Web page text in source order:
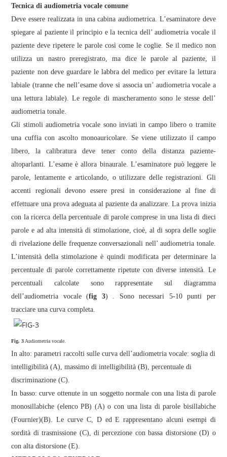
Tecnica di audiometria vocale comune
Deve essere realizzata in una cabina audiometrica. L’esaminatore deve
spiegare al paziente il principio e la tecnica dell’ audiometria vocale il
paziente deve ripetere le parole così come le coglie. Se il medico non
utilizza un nastro preregistrato, ma dice le parole al paziente, il
paziente non deve guardare le labbra del medico per evitare la lettura
labiale (tranne che nell’esame dove si associa un’ audiometria vocale a
una lettura labiale). Le regole di mascheramento sono le stesse dell’
audiometria tonale.
Gli stimoli audiometria vocale sono inviati in campo libero o tramite
una cuffia con ascolto monoauricolare. Se viene utilizzato il campo
libero, la calibratura deve tener conto della distanza paziente-
altoparlanti. L’esame è allora binaurale. L’esaminatore può leggere le
parole, lentamente e articolando, o utilizzare delle registrazioni. Gli
accenti regionali devono essere presi in considerazione al fine di
effettuare una prova adeguata al paziente da analizzare. La prova inizia
con la ricerca della percentuale di parole comprese in una lista di dieci
parole e ad alta intensità di stimolazione, cioè, al di sopra delle soglie
di rivelazione delle frequenze conversazionali nell’ audiometria tonale.
L’intensità della stimolazione è quindi modificata per determinare la
percentuale di parole correttamente ripetute con diverse intensità. Le
percentuali calcolate sono rappresentate sul diagramma
dell’audiometria vocale (fig 3) . Sono necessari 5-10 punti per
tracciare una curva completa.
Fig. 3 Audiometria vocale.
In alto: parametri raccolti sulle curva dell’audiometria vocale: soglia di
intelligibilità (A), massimo di intelligibilità (B), percentuale di
discriminazione (C).
In basso: curve ottenute in un soggetto normale con una lista di parole
monosillabiche (elenco PB) (A) o con una lista di parole bisillabiche
(Fournier)(B). Le curve C, D ed E rappresentano alcuni esempi di
sordità di trasmissione (C), di percezione con bassa distorsione (D) o
con alta distorsione (E).